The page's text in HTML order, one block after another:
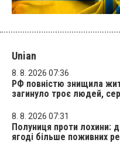
Unian
8. 8. 2026 07:36
РФ повністю знищила
загинуло троє людей,
8. 8. 2026 07:31
Полуниця проти лохини:
ягоді більше поживних